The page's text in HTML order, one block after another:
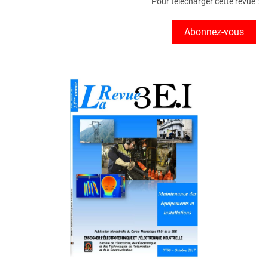
Abonnez-vous